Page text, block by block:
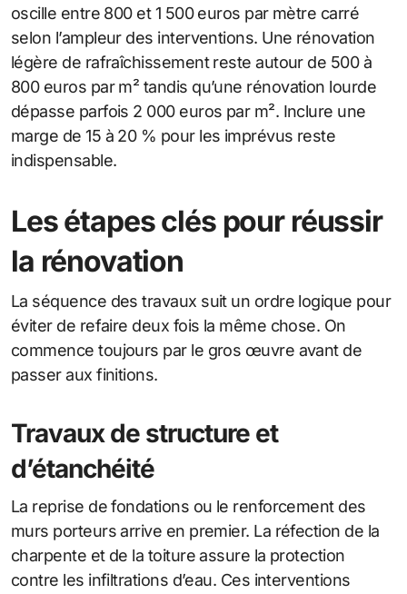
oscille entre 800 et 1 500 euros par mètre carré
selon l’ampleur des interventions. Une rénovation
légère de rafraîchissement reste autour de 500 à
800 euros par m² tandis qu’une rénovation lourde
dépasse parfois 2 000 euros par m². Inclure une
marge de 15 à 20 % pour les imprévus reste
indispensable.
Les étapes clés pour réussir
la rénovation
La séquence des travaux suit un ordre logique pour
éviter de refaire deux fois la même chose. On
commence toujours par le gros œuvre avant de
passer aux finitions.
Travaux de structure et
d’étanchéité
La reprise de fondations ou le renforcement des
murs porteurs arrive en premier. La réfection de la
charpente et de la toiture assure la protection
contre les infiltrations d’eau. Ces interventions